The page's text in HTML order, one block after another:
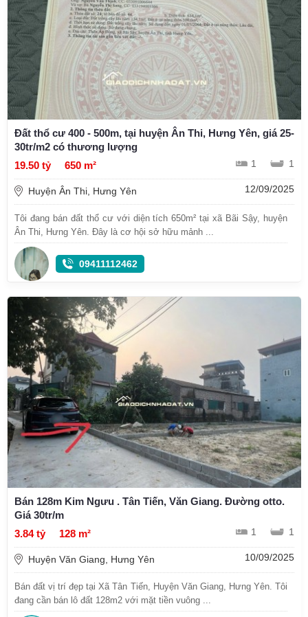
Đất thổ cư 400 - 500m, tại huyện Ân Thi, Hưng Yên, giá 25-
30tr/m2 có thương lượng
19.50 tỷ
650 m² 1 1
Huyện Ân Thi, Hưng Yên 12/09/2025
Tôi đang bán đất thổ cư với diện tích 650m² tại xã Bãi Sậy, huyện
Ân Thi, Hưng Yên. Đây là cơ hội sở hữu mảnh ...
09411112462
Bán 128m Kim Ngưu . Tân Tiến, Văn Giang. Đường otto.
Giá 30tr/m
3.84 tỷ
128 m² 1 1
Huyện Văn Giang, Hưng Yên 10/09/2025
Bán đất vị trí đẹp tại Xã Tân Tiến, Huyện Văn Giang, Hưng Yên. Tôi
đang cần bán lô đất 128m2 với mặt tiền vuông ...